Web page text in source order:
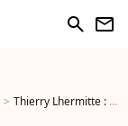
search newsletter
Thierry Lhermitte : Que devient Lonny, la plus jeune de ses filles, trois ans après la sortie de son premier album ?